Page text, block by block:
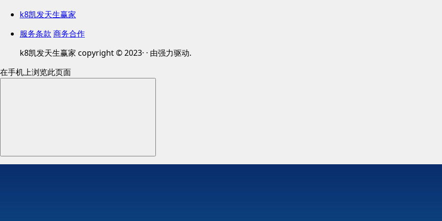
k8凯发天生赢家
服务条款 商务合作
k8凯发天生赢家 copyright © 2023· · 由强力驱动.
在手机上浏览此页面